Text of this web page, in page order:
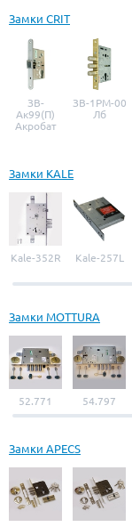
Замки CRIT
ЗВ-
Ак99(П)
Акробат
ЗВ-1РМ-001-
Лб
Замки KALE
Kale-352R Kale-257L
Замки MOTTURA
52.771 54.797
Замки APECS